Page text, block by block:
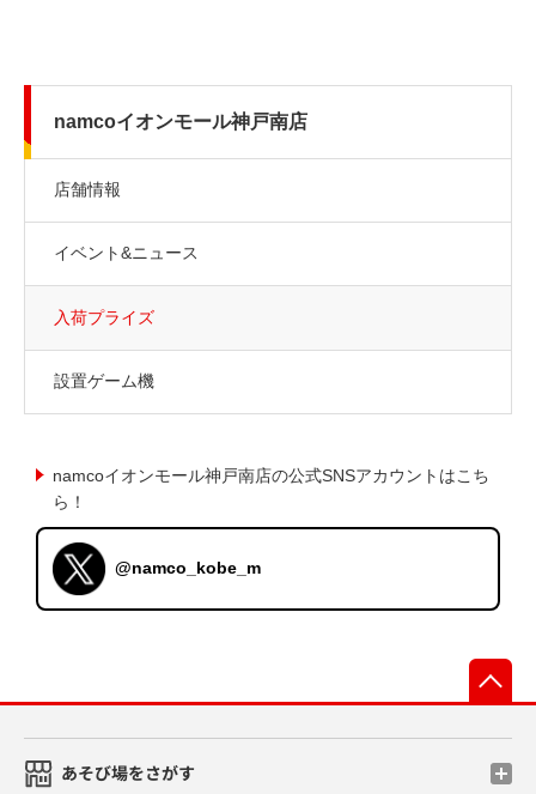
namcoイオンモール神戸南店
店舗情報
イベント&ニュース
入荷プライズ
設置ゲーム機
namcoイオンモール神戸南店の公式SNSアカウントはこち
ら！
@namco_kobe_m
あそび場をさがす